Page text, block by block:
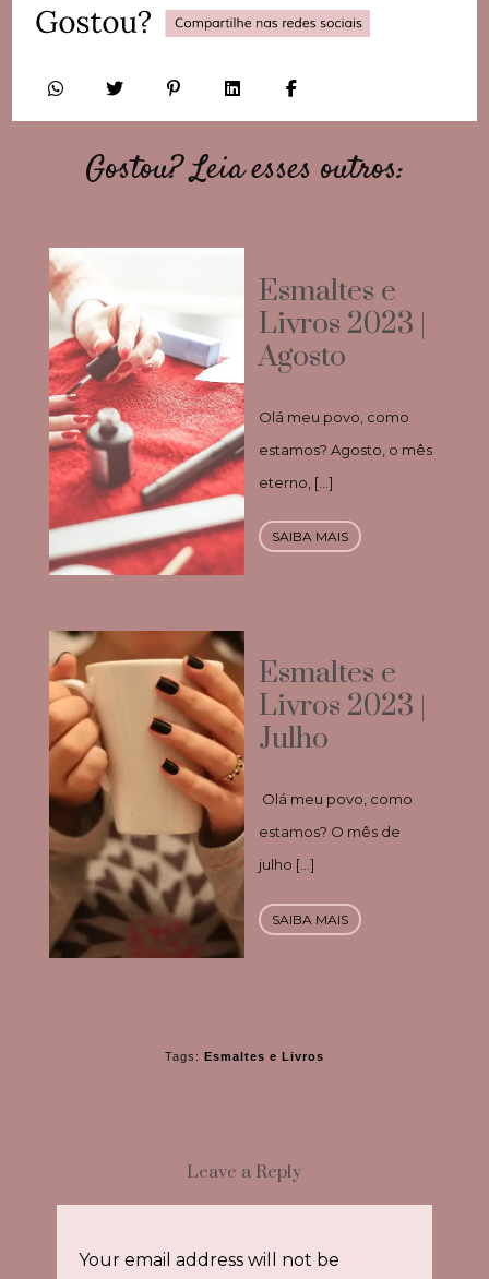
Gostou? Leia esses outros:
Esmaltes e
Livros 2023 |
Agosto
Olá meu povo, como
estamos? Agosto, o mês
eterno, […]
SAIBA MAIS
Esmaltes e
Livros 2023 |
Julho
Olá meu povo, como
estamos? O mês de
julho […]
SAIBA MAIS
Tags: Esmaltes e Livros
Leave a Reply
Your email address will not be